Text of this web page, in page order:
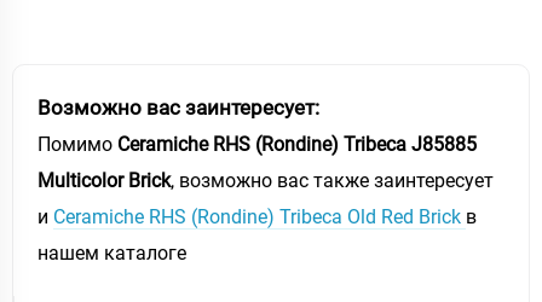
Возможно вас заинтересует:
Помимо Ceramiche RHS (Rondine) Tribeca J85885
Multicolor Brick, возможно вас также заинтересует
и Ceramiche RHS (Rondine) Tribeca Old Red Brick в
нашем каталоге